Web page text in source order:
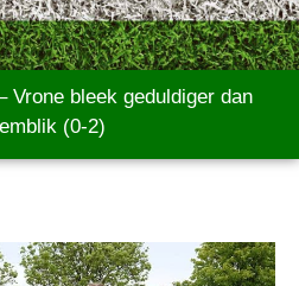
Vrone bleek geduldiger dan
(0-2)